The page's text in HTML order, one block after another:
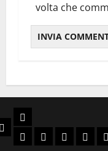
volta che
Siamo
Libri
Slava Ukraini
Viva Brasil
Arriba